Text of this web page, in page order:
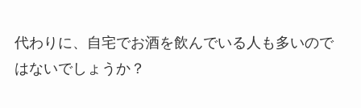
代わりに、自宅でお酒を飲んでいる人も多いので
はないでしょうか？